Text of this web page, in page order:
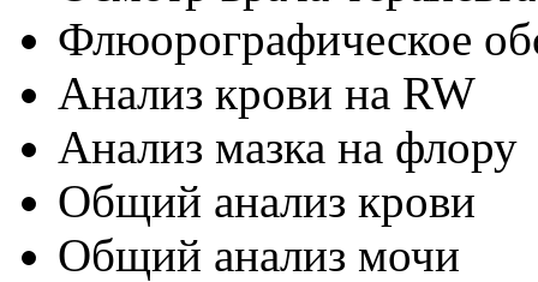
Флюорографическое
Анализ крови на RW
Анализ мазка на флору
Общий анализ крови
Общий анализ мочи